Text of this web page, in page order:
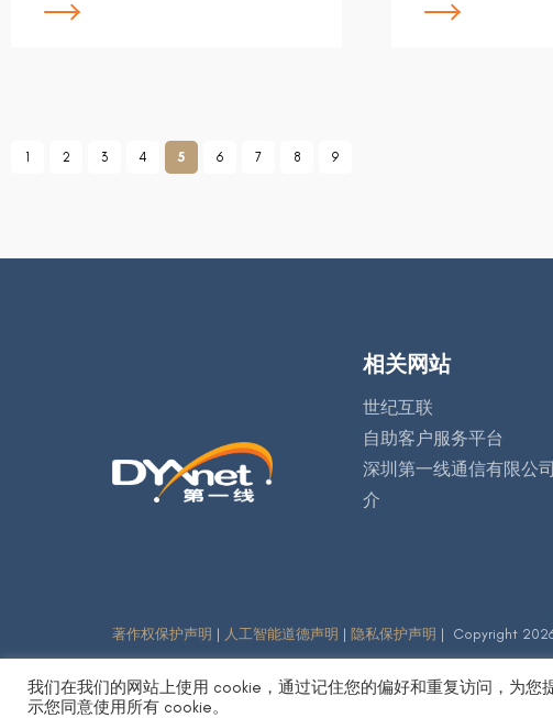
1 2 3 4 5 6 7 8 9
相关网站
世纪互联
自助客户服务平台
深圳第一线通信有限公
介
著作权保护声明 | 人工智能道德声明 | 隐私保护声明 | Copyright
我们在我们的网站上使用 cookie，通过记住您的偏好和重复访问，为您
示您同意使用所有 cookie。